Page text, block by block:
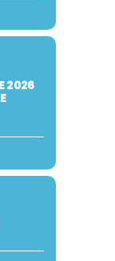
2026